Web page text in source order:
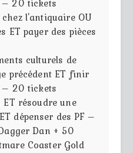
– 20 tickets
l'antiquaire OU
ET payer des pièces
culturels de
précédent ET finir
– 20 tickets
résoudre une
dépenser des PF –
Dan + 50
Coaster Gold